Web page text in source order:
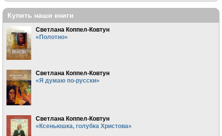
Купить наши книги
Светлана Коппел-Ковтун
«Полотно»
Светлана Коппел-Ковтун
«Я думаю по-русски»
Светлана Коппел-Ковтун
«Ксеньюшка, голубка Христова»